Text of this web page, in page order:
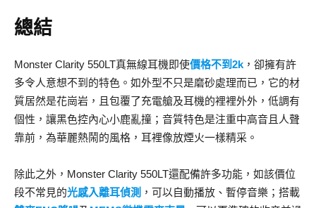
總結
Monster Clarity 550LT真無線耳機即使價格不到2k ，卻擁有許
多令人意想不到的特色。如外型不只是磨砂處理而已，它的材
質居然是花崗岩，且包覆了充電艙及耳機的裡裡外外，低調有
個性，讓黑色控內心小鹿亂撞；音質特色是注重中高音且人聲
靠前，為華麗熱鬧的風格，耳裡像放煙火一樣精采。
除此之外，Monster Clarity 550LT還配備許多功能，如該價位
段不常見的光感入離耳偵測 ，可以自動播放、暫停音樂；搭載